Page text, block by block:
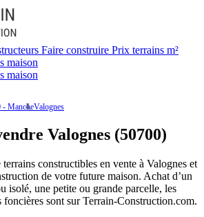
Faire construire Prix terrains m²
maison
maison
- MancheValognes
Valognes (50700)
terrains constructibles en vente à Valognes et
de votre future maison. Achat d’un
isolé, une petite ou grande parcelle, les
foncières sont surTerrain-Construction.com.